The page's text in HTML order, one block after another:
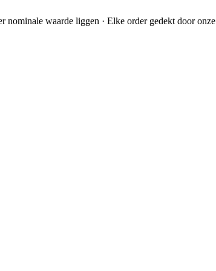
nominale waarde liggen · Elke order gedekt door onze